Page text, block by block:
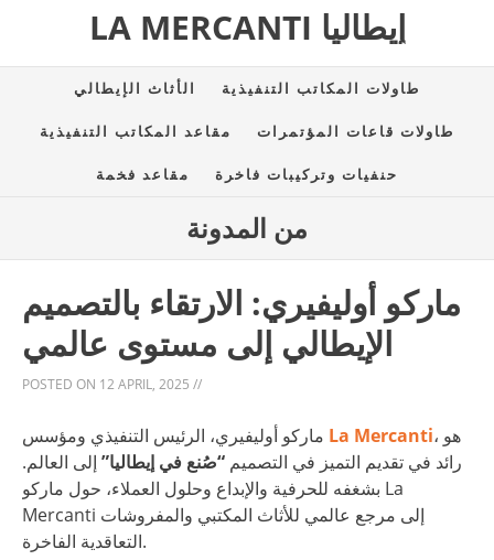
LA MERCANTI إيطاليا
الأثاث الإيطالي طاولات المكاتب التنفيذية
مقاعد المكاتب التنفيذية طاولات قاعات المؤتمرات
مقاعد فخمة حنفيات وتركيبات فاخرة
من المدونة
ماركو أوليفيري: الارتقاء بالتصميم
الإيطالي إلى مستوى عالمي
POSTED ON 12 APRIL, 2025 //
La Mercanti، هو
رائد في تقديم التميز في التصميم “صُنع في إيطاليا” إلى العالم.
بشغفه للحرفية والإبداع وحلول العملاء، حول ماركو La
Mercanti إلى مرجع عالمي للأثاث المكتبي والمفروشات
التعاقدية الفاخرة.